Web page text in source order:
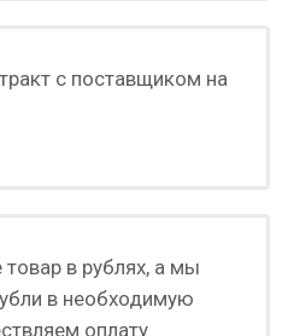
с поставщиком на
в рублях, а мы
в необходимую
оплату